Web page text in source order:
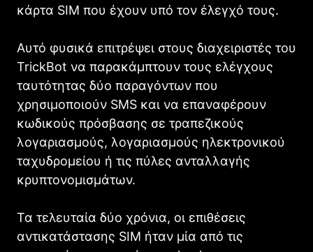
κάρτα SIM που έχουν υπό τον έλεγχό τους.
Αυτό φυσικά επιτρέψει στους διαχειριστές του
TrickBot να παρακάμπτουν τους ελέγχους
ταυτότητας δύο παραγόντων που
χρησιμοποιούν SMS και να επαναφέρουν
κωδικούς πρόσβασης σε τραπεζικούς
λογαριασμούς, λογαριασμούς ηλεκτρονικού
ταχυδρομείου ή τις πύλες ανταλλαγής
κρυπτονομισμάτων.
Τα τελευταία δύο χρόνια, οι επιθέσεις
αντικατάστασης SIM ήταν μία από τις